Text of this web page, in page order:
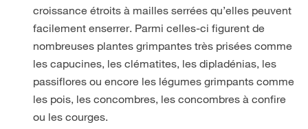
croissance étroits à mailles serrées qu’elles peuvent
facilement enserrer. Parmi celles-ci figurent de
nombreuses plantes grimpantes très prisées comme
les capucines, les clématites, les dipladénias, les
passiflores ou encore les légumes grimpants comme
les pois, les concombres, les concombres à confire
ou les courges.